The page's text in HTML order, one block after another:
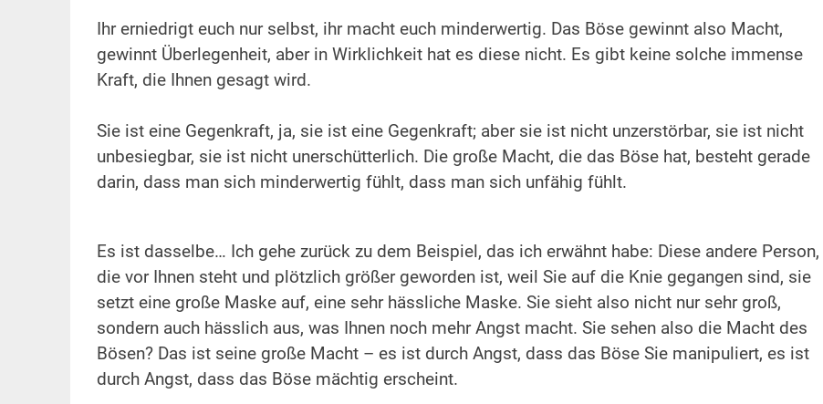
Ihr erniedrigt euch nur selbst, ihr macht euch minderwertig. Das Böse gewinnt also Macht,
gewinnt Überlegenheit, aber in Wirklichkeit hat es diese nicht. Es gibt keine solche immense
Kraft, die Ihnen gesagt wird.
Sie ist eine Gegenkraft, ja, sie ist eine Gegenkraft; aber sie ist nicht unzerstörbar, sie ist nicht
unbesiegbar, sie ist nicht unerschütterlich. Die große Macht, die das Böse hat, besteht gerade
darin, dass man sich minderwertig fühlt, dass man sich unfähig fühlt.
Es ist dasselbe… Ich gehe zurück zu dem Beispiel, das ich erwähnt habe: Diese andere Person,
die vor Ihnen steht und plötzlich größer geworden ist, weil Sie auf die Knie gegangen sind, sie
setzt eine große Maske auf, eine sehr hässliche Maske. Sie sieht also nicht nur sehr groß,
sondern auch hässlich aus, was Ihnen noch mehr Angst macht. Sie sehen also die Macht des
Bösen? Das ist seine große Macht – es ist durch Angst, dass das Böse Sie manipuliert, es ist
durch Angst, dass das Böse mächtig erscheint.